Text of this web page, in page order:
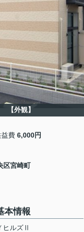
【外観】
費 6,000円
区宮崎町
本情報
ヒルズⅡ